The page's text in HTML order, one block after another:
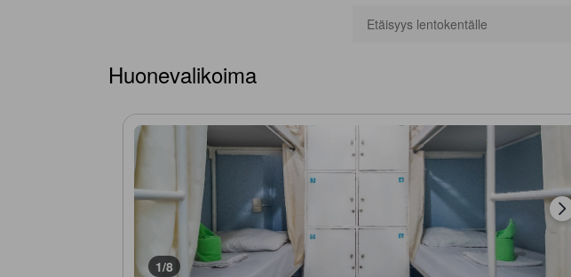
Etäisyys lentokentälle
Huonevalikoima
1/8